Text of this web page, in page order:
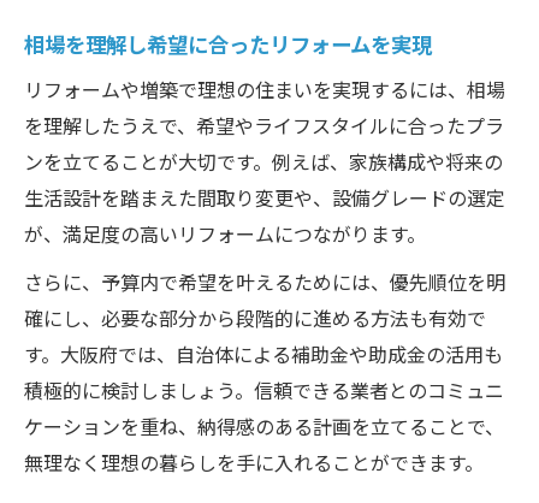
相場を理解し希望に合ったリフォームを実現
リフォームや増築で理想の住まいを実現するには、相場
を理解したうえで、希望やライフスタイルに合ったプラ
ンを立てることが大切です。例えば、家族構成や将来の
生活設計を踏まえた間取り変更や、設備グレードの選定
が、満足度の高いリフォームにつながります。
さらに、予算内で希望を叶えるためには、優先順位を明
確にし、必要な部分から段階的に進める方法も有効で
す。大阪府では、自治体による補助金や助成金の活用も
積極的に検討しましょう。信頼できる業者とのコミュニ
ケーションを重ね、納得感のある計画を立てることで、
無理なく理想の暮らしを手に入れることができます。